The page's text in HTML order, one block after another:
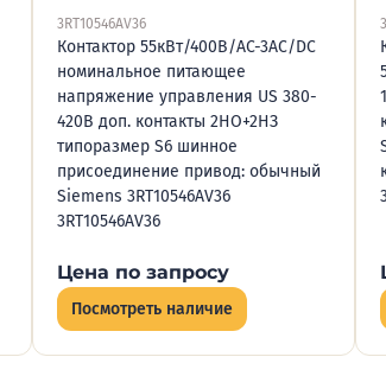
3RT10546AV36
Контактор 55кВт/400В/AC-3AC/DC
номинальное питающее
напряжение управления US 380-
420В доп. контакты 2НО+2НЗ
типоразмер S6 шинное
присоединение привод: обычный
Siemens 3RT10546АV36
3RT10546AV36
Цена по запросу
Посмотреть наличие